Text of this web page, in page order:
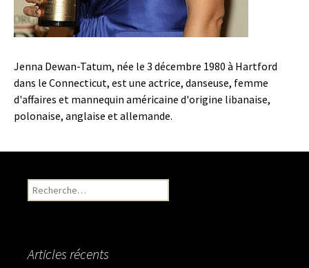
Jenna Dewan-Tatum, née le 3 décembre 1980 à Hartford
dans le Connecticut, est une actrice, danseuse, femme
d'affaires et mannequin américaine d'origine libanaise,
polonaise, anglaise et allemande.
Recherche pour :
Articles récents